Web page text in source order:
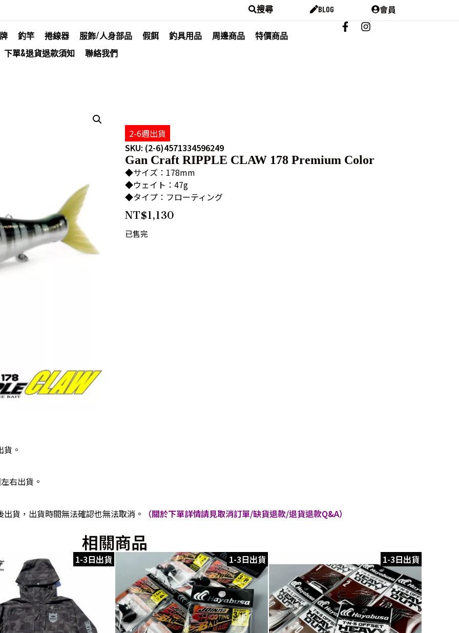
搜尋 BLOG 會員
釣竿 捲線器 服飾/人身部品 假餌 釣具用品 周邊商品
特價商品
下單&退貨退款須知
聯絡我們
2-6週出貨
SKU: (2-6)4571334596249
Gan Craft RIPPLE CLAW 178 Premium Color
◆サイズ：178mm
◆ウェイト：47g
◆タイプ：フローティング
NT$1,130
已售完
。
右出貨。
貨，出貨時間無法確認也無法取消。 （關於下單詳情請見取消訂單/缺貨退款/退貨退款Q&A）
相關商品
1-3日出貨 1-3日出貨 1-3日出貨